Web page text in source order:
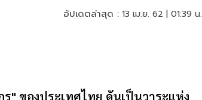
อัปเดตล่าสุด : 13 เม.ย. 62 | 01:39 น.
" ของประเทศไทย ดันเป็นวาระแห่ง